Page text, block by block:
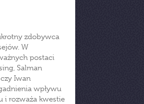
zdobywca
W
postaci
Salman
Iwan
wpływu
i rozważa kwestie